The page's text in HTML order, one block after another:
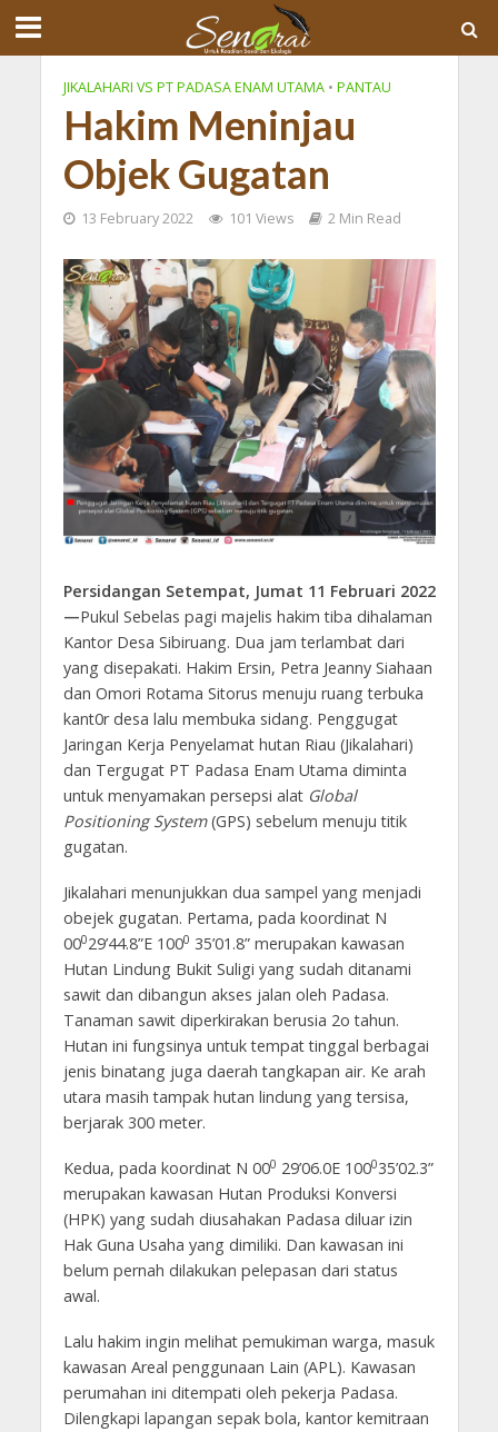
JIKALAHARI VS PT PADASA ENAM UTAMA • PANTAU
Hakim Meninjau
Objek Gugatan
13 February 2022 101 Views 2 Min Read
Persidangan Setempat, Jumat 11 Februari 2022
—Pukul Sebelas pagi majelis hakim tiba dihalaman
Kantor Desa Sibiruang. Dua jam terlambat dari
yang disepakati. Hakim Ersin, Petra Jeanny Siahaan
dan Omori Rotama Sitorus menuju ruang terbuka
kant0r desa lalu membuka sidang. Penggugat
Jaringan Kerja Penyelamat hutan Riau (Jikalahari)
dan Tergugat PT Padasa Enam Utama diminta
untuk menyamakan persepsi alat Global
Positioning System(GPS) sebelum menuju titik
gugatan.
Jikalahari menunjukkan dua sampel yang menjadi
obejek gugatan. Pertama, pada koordinat N
00029’44.8”E 1000 35’01.8” merupakan kawasan
Hutan Lindung Bukit Suligi yang sudah ditanami
sawit dan dibangun akses jalan oleh Padasa.
Tanaman sawit diperkirakan berusia 2o tahun.
Hutan ini fungsinya untuk tempat tinggal berbagai
jenis binatang juga daerah tangkapan air. Ke arah
utara masih tampak hutan lindung yang tersisa,
berjarak 300 meter.
Kedua, pada koordinat N 000 29’06.0E 100035’02.3”
merupakan kawasan Hutan Produksi Konversi
(HPK) yang sudah diusahakan Padasa diluar izin
Hak Guna Usaha yang dimiliki. Dan kawasan ini
belum pernah dilakukan pelepasan dari status
awal.
Lalu hakim ingin melihat pemukiman warga, masuk
kawasan Areal penggunaan Lain (APL). Kawasan
perumahan ini ditempati oleh pekerja Padasa.
Dilengkapi lapangan sepak bola, kantor kemitraan